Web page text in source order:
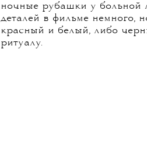
ночные рубашки у больной
деталей в фильме немного,
красный и белый, либо
ритуалу.